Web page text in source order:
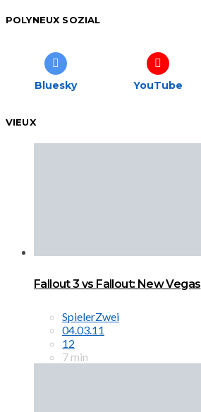
POLYNEUX SOZIAL
Bluesky YouTube
VIEUX
Fallout 3 vs Fallout: New Vegas
SpielerZwei
04.03.11
12
7 min